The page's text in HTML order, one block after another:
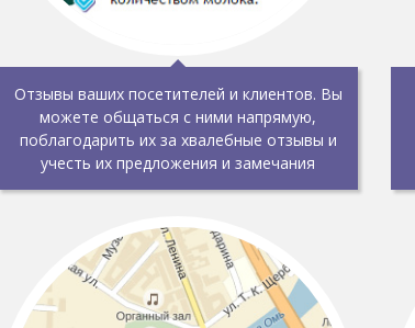
Отзывы ваших посетителей и клиентов. Вы
можете общаться с ними напрямую,
поблагодарить их за хвалебные отзывы и
учесть их предложения и замечания